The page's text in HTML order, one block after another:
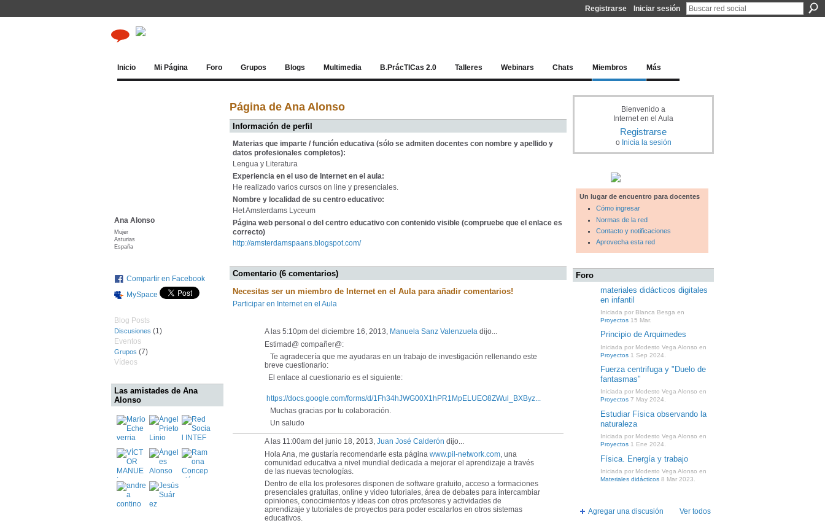
Registrarse Iniciar sesión
Inicio Mi Página Foro Grupos Blogs Multimedia B.PrácTICas 2.0 Talleres Webinars Chats Miembros Más
Ana Alonso
Mujer
Asturias
España
Compartir en Facebook
MySpace
Blog Posts
Discusiones (1)
Eventos
Grupos (7)
Vídeos
Las amistades de Ana
Alonso
Página de Ana Alonso
Información de perfil
Materias que imparte / función educativa (sólo se admiten docentes con nombre y apellido y
datos profesionales completos):
Lengua y Literatura
Experiencia en el uso de Internet en el aula:
He realizado varios cursos on line y presenciales.
Nombre y localidad de su centro educativo:
Het Amsterdams Lyceum
Página web personal o del centro educativo con contenido visible (compruebe que el enlace es
correcto)
http://amsterdamspaans.blogspot.com/
Comentario (6 comentarios)
Necesitas ser un miembro de Internet en el Aula para añadir comentarios!
Participar en Internet en el Aula
A las 5:10pm del diciembre 16, 2013, Manuela Sanz Valenzuela dijo...
Estimad@ compañer@:
Te agradecería que me ayudaras en un trabajo de investigación rellenando este
breve cuestionario:
El enlace al cuestionario es el siguiente:
https://docs.google.com/forms/d/1Fh34hJWG00X1hPR1MpELUEO8ZWul_BXByz...
Muchas gracias por tu colaboración.
Un saludo
A las 11:00am del junio 18, 2013, Juan José Calderón dijo...
Hola Ana, me gustaría recomendarle esta página www.pil-network.com, una
comunidad educativa a nivel mundial dedicada a mejorar el aprendizaje a través
de las nuevas tecnologías.
Dentro de ella los profesores disponen de software gratuito, acceso a formaciones
presenciales gratuitas, online y video tutoriales, área de debates para intercambiar
opiniones, conocimientos y ideas con otros profesores y actividades de
aprendizaje y tutoriales de proyectos para poder escalarlos en otros sistemas
educativos.
Bienvenido a
Internet en el Aula
Registrarse
o Inicia la sesión
Un lugar de encuentro para docentes
Cómo ingresar
Normas de la red
Contacto y notificaciones
Aprovecha esta red
Foro
materiales didácticos digitales
en infantil
Iniciada por Blanca Besga en
Proyectos 15 Mar.
Principio de Arquimedes
Iniciada por Modesto Vega Alonso en
Proyectos 1 Sep 2024.
Fuerza centrifuga y "Duelo de
fantasmas"
Iniciada por Modesto Vega Alonso en
Proyectos 7 May 2024.
Estudiar Física observando la
naturaleza
Iniciada por Modesto Vega Alonso en
Proyectos 1 Ene 2024.
Física. Energía y trabajo
Iniciada por Modesto Vega Alonso en
Materiales didácticos 8 Mar 2023.
Agregar una discusión Ver todos